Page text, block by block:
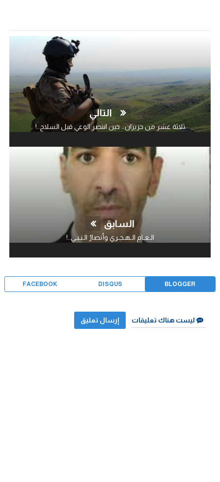
التالي
ثلاثة عشر من حزيران… حين انتصر الوعي قبل السلاح..!
السابق
الـعـام الـهـجـري وأنصارُ الـنـبـي..!
BLOGGER
DISQUS
FACEBOOK
ليست هناك تعليقات إرسال تعليق